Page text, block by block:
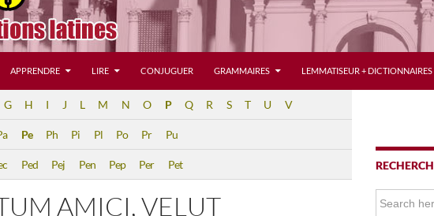
APPRENDRE LIRE CONJUGUER GRAMMAIRES LEMMATISEUR + DICTIONNAIRES
G H I J L M N O P Q R S T U V
Pe Ph Pi Pl Po Pr Pu
Ped Pej Pen Pep Per Pet
AMICI, VELUT
Search
for: